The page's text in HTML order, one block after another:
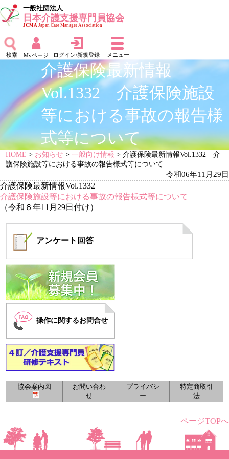
一般社団法人
日本介護支援専門員協会
JCMAJapan Care Manager Association
検索 Myページ ログイン/新規登録 メニュー
介護保険最新情報
Vol.1332 介護保険施設
等における事故の報告様
式等について
HOME > お知らせ >一般向け情報 > 介護保険最新情報Vol.1332 介
護保険施設等における事故の報告様式等について
令和06年11月29日
介護保険最新情報Vol.1332
介護保険施設等における事故の報告様式等について
（令和６年11月29日付け）
アンケート 回答
操作に関するお問合せ
ページTOPへ
協会案内図
お問い合わ
せ
プライバシ
ー
特定商取引
法